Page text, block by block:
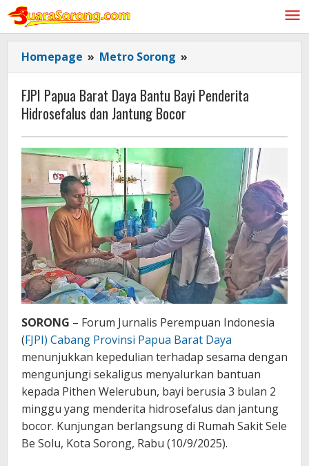
Lewati
konten
Homepage » Metro Sorong »
Papua
Barat
Daya
Bayi
Penderita
Hidrosefalus
dan
Jantung
Bocor
FJPI Papua Barat Daya Bantu Bayi Penderita
Hidrosefalus dan Jantung Bocor
SORONG – Forum Jurnalis Perempuan Indonesia
(FJPI) Cabang Provinsi Papua Barat Daya
menunjukkan kepedulian terhadap sesama dengan
mengunjungi sekaligus menyalurkan bantuan
kepada Pithen Welerubun, bayi berusia 3 bulan 2
minggu yang menderita hidrosefalus dan jantung
bocor. Kunjungan berlangsung di Rumah Sakit Sele
Be Solu, Kota Sorong, Rabu (10/9/2025).